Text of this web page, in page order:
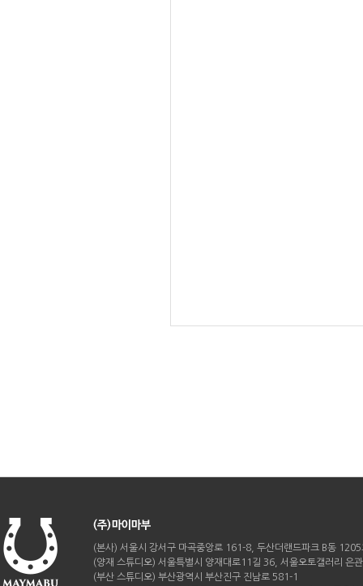
(본사) 서울시 강서구 마곡중앙로 161-8, 두산더랜드파크 B동 1205
(양재 스튜디오) 서울특별시 양재대로11길 36, 서울오토갤러리 은
(부산 스튜디오) 부산광역시 부산진구 진남로 581-1